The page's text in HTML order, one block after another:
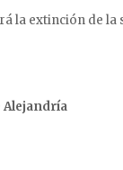
la extinción de la
Alejandría